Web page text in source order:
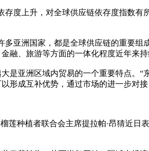
上升，对全球供应链依存度指数有
洲国家，都是全球供应链的重要组
融、旅游等方面的一体化程度近年来持
亚洲区域内贸易的一个重要特点。“
形成互补优势，通过市场的进一步对
种植者联合会主席提拉帕·昂猜近日